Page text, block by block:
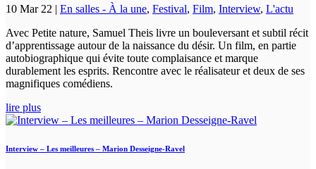
10 Mar 22 | En salles - À la une, Festival, Film, Interview, L'actu
Avec Petite nature, Samuel Theis livre un bouleversant et subtil récit
d’apprentissage autour de la naissance du désir. Un film, en partie
autobiographique qui évite toute complaisance et marque
durablement les esprits. Rencontre avec le réalisateur et deux de ses
magnifiques comédiens.
lire plus
Interview – Les meilleures – Marion Desseigne-Ravel